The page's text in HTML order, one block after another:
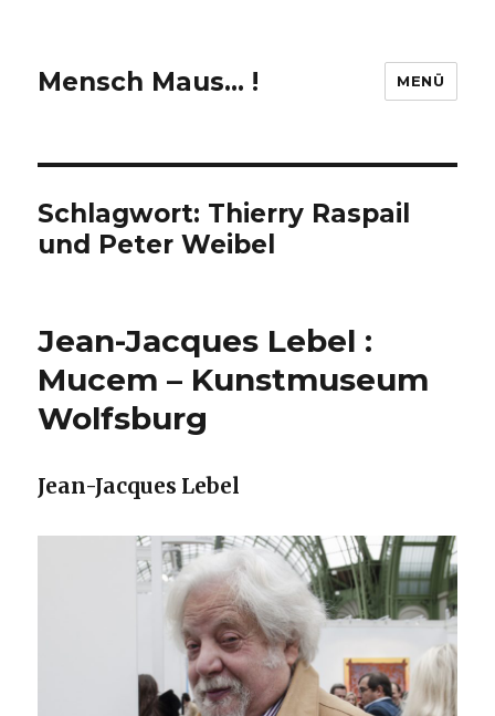
Mensch Maus… ! MENÜ
Schlagwort: Thierry Raspail
und Peter Weibel
Jean-Jacques Lebel :
Mucem – Kunstmuseum
Wolfsburg
Jean-Jacques Lebel